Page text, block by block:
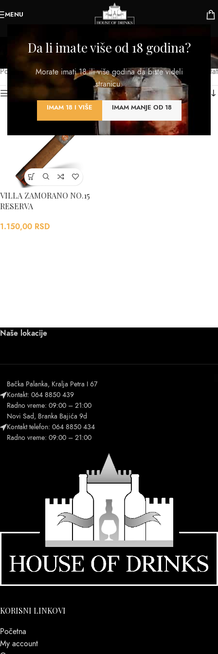
Da li imate više od 18 godina?
Morate imati 18 ili više godina da biste videli
stranicu.
IMAM 18 I VIŠE IMAM MANJE OD 18
MENU
Figurado
Početna
Proizvod TIP/Figurado
Prikazan jedan rezultat
Kategorije proizvoda
VILLA ZAMORANO NO.15
RESERVA
1.150,00 RSD
Naše lokacije
Bačka Palanka, Kralja Petra I 67
Kontakt: 064 8850 439
Radno vreme: 09:00 – 21:00
Novi Sad, Branka Bajića 9d
Kontakt telefon: 064 8850 434
Radno vreme: 09:00 – 21:00
KORISNI LINKOVI
Početna
My account